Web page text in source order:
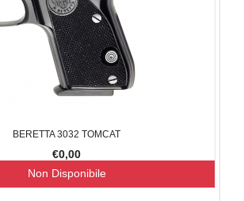
BERETTA 3032 TOMCAT
€0,00
Non Disponibile